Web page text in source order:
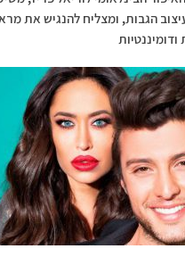
הגבות, ומצליח להנגיש את